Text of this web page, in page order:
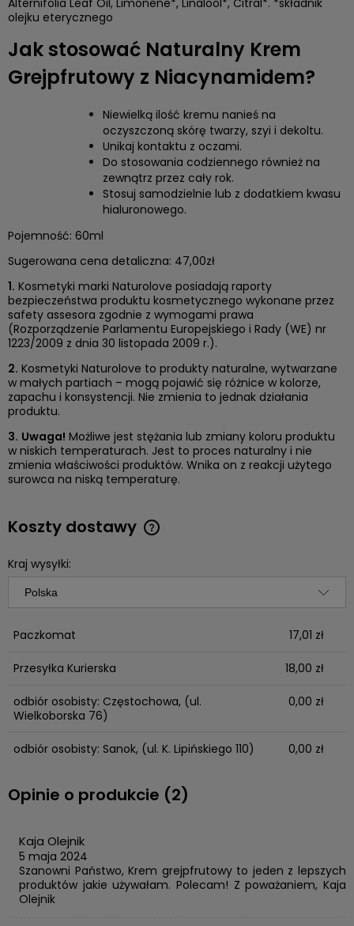
olejku eterycznego
Jak stosować Naturalny Krem
Grejpfrutowy z Niacynamidem?
Niewielką ilość kremu nanieś na
oczyszczoną skórę twarzy, szyi i dekoltu.
Unikaj kontaktu z oczami.
Do stosowania codziennego również na
zewnątrz przez cały rok.
Stosuj samodzielnie lub z dodatkiem kwasu
hialuronowego.
Pojemność: 60ml
Sugerowana cena detaliczna: 47,00zł
1. Kosmetyki marki Naturolove posiadają raporty
bezpieczeństwa produktu kosmetycznego wykonane przez
safety assesora zgodnie z wymogami prawa
(Rozporządzenie Parlamentu Europejskiego i Rady (WE) nr
1223/2009 z dnia 30 listopada 2009 r.).
2. Kosmetyki Naturolove to produkty naturalne, wytwarzane
w małych partiach – mogą pojawić się różnice w kolorze,
zapachu i konsystencji. Nie zmienia to jednak działania
produktu.
3. Uwaga! Możliwe jest stężania lub zmiany koloru produktu
w niskich temperaturach. Jest to proces naturalny i nie
zmienia właściwości produktów. Wnika on z reakcji użytego
surowca na niską temperaturę.
Koszty dostawy
Cena nie zawiera ewentualnych kosztów płatności
Kraj wysyłki:
Paczkomat 17,01 zł
Przesyłka Kurierska 18,00 zł
odbiór osobisty: Częstochowa, (ul.
Wielkoborska 76)
0,00 zł
odbiór osobisty: Sanok, (ul. K. Lipińskiego 110) 0,00 zł
Opinie o produkcie (2)
Kaja Olejnik
5 maja 2024
Szanowni Państwo, Krem grejpfrutowy to jeden z lepszych
produktów jakie używałam. Polecam! Z poważaniem, Kaja
Olejnik